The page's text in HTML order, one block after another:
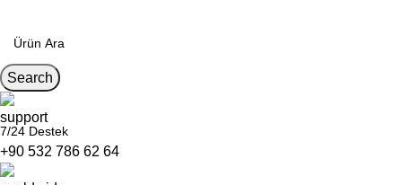
Search
7/24 Destek
+90 532 786 62 64